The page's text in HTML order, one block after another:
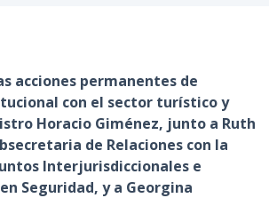
acciones permanentes de
con el sector turístico y
Horacio Giménez, junto a Ruth
de Relaciones con la
Interjurisdiccionales e
Seguridad, y a Georgina